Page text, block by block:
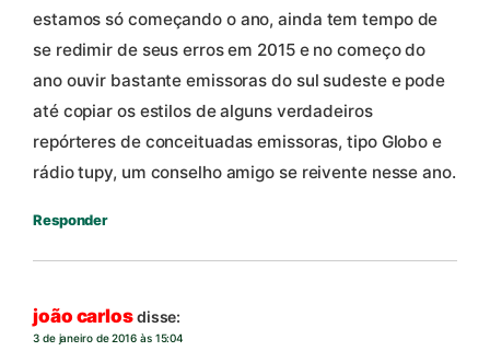
estamos só começando o ano, ainda tem tempo de
se redimir de seus erros em 2015 e no começo do
ano ouvir bastante emissoras do sul sudeste e pode
até copiar os estilos de alguns verdadeiros
repórteres de conceituadas emissoras, tipo Globo e
rádio tupy, um conselho amigo se reivente nesse ano.
Responder
joão carlosdisse:
3 de janeiro de 2016 às 15:04